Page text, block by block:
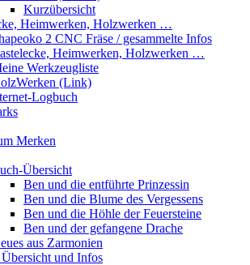
Kurzübersicht
Heimwerken, Holzwerken …
2 CNC Fräse / gesammelte Infos
Heimwerken, Holzwerken …
Werkzeugliste
(Link)
Logbuch
Merken
Übersicht
Ben und die entführte Prinzessin
Ben und die Blume des Vergessens
Ben und die Höhle der Feuersteine
Ben und der gefangene Drache
aus Zarmonien
und Infos